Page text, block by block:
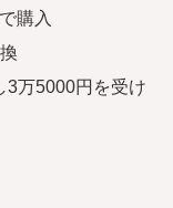
購入
3万5000円を受け